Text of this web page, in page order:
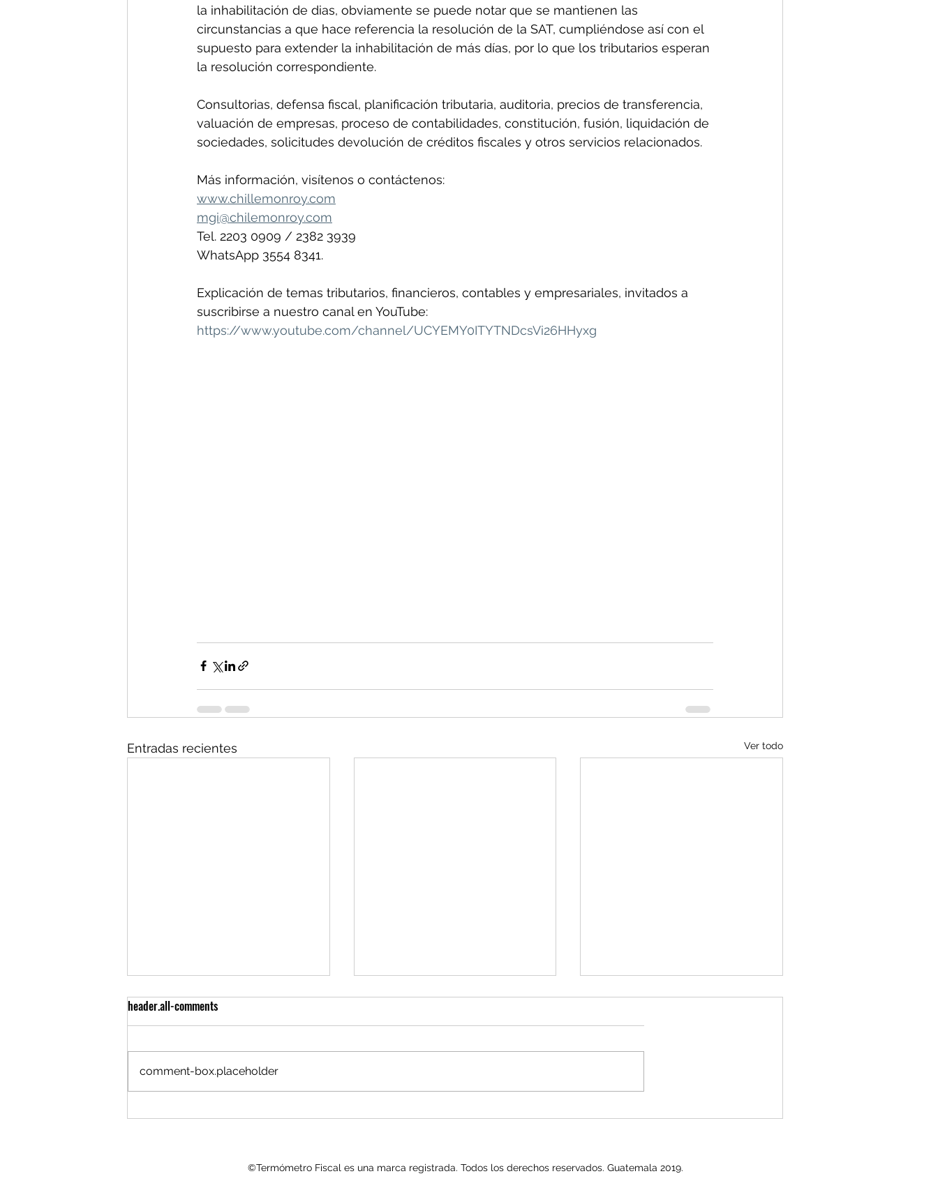
la inhabilitación de dias, obviamente se puede notar que se mantienen las
circunstancias a que hace referencia la resolución de la SAT, cumpliéndose así con el
supuesto para extender la inhabilitación de más días, por lo que los tributarios esperan
la resolución correspondiente.
Consultorias, defensa fiscal, planificación tributaria, auditoria, precios de transferencia,
valuación de empresas, proceso de contabilidades, constitución, fusión, liquidación de
sociedades, solicitudes devolución de créditos fiscales y otros servicios relacionados.
Más información, visítenos o contáctenos:
www.chillemonroy.com
mgi@chilemonroy.com
Tel. 2203 0909 / 2382 3939
WhatsApp 3554 8341.
Explicación de temas tributarios, financieros, contables y empresariales, invitados a
suscribirse a nuestro canal en YouTube:
https://www.youtube.com/channel/UCYEMY0ITYTNDcsVi26HHyxg
Entradas recientes Ver todo
LEY de SUSTANCIA ECONÓMICA.
ERROR al AUTORIZAR LIBROS
NUEVO ISR para EMPLEADOS
header.all-comments
comment-box.placeholder
©Termómetro Fiscal es una marca registrada. Todos los derechos reservados. Guatemala 2019.